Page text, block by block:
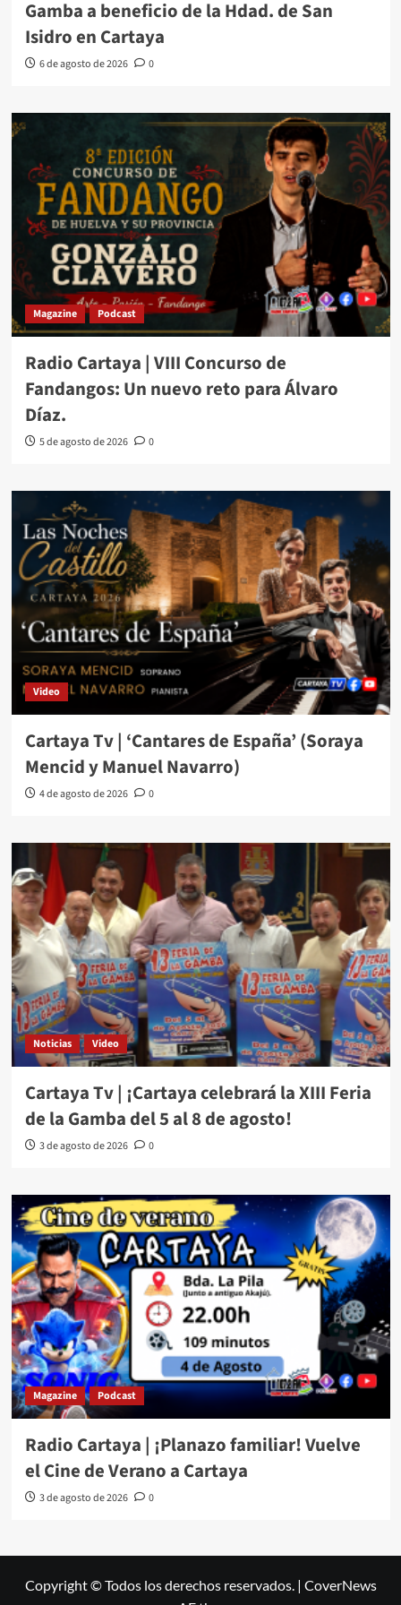
Gamba a beneficio de la Hdad. de San
Isidro en Cartaya
6 de agosto de 2026 0
Magazine Podcast
Radio Cartaya | VIII Concurso de
Fandangos: Un nuevo reto para Álvaro
Díaz.
5 de agosto de 2026 0
Video
Cartaya Tv | ‘Cantares de España’ (Soraya
Mencid y Manuel Navarro)
4 de agosto de 2026 0
Noticias Video
Cartaya Tv | ¡Cartaya celebrará la XIII Feria
de la Gamba del 5 al 8 de agosto!
3 de agosto de 2026 0
Magazine Podcast
Radio Cartaya | ¡Planazo familiar! Vuelve
el Cine de Verano a Cartaya
3 de agosto de 2026 0
Copyright © Todos los derechos reservados. | CoverNews